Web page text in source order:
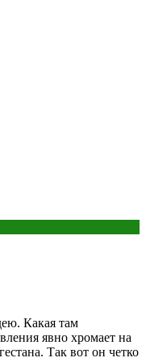
Какая там
явно хромает на
Так вот он четко